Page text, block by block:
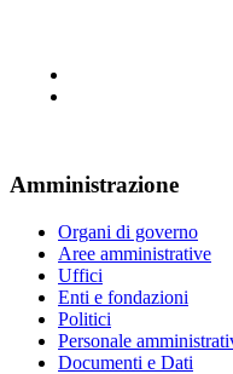
Amministrazione
Organi di governo
Aree amministrative
Uffici
Enti e fondazioni
Politici
Personale
Documenti e Dati